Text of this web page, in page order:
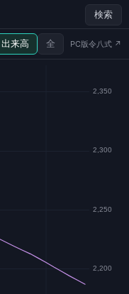
検索
出来高 全 PC版令八式 ↗